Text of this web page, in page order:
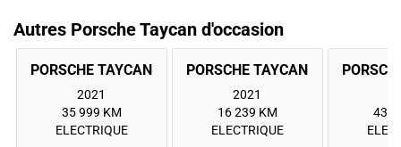
Autres Porsche Taycan d'occasion
2021
35 999 KM
ELECTRIQUE
2021
16 239 KM
ELECTRIQUE
43